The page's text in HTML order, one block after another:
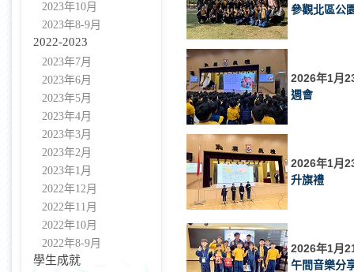
2023年10月
2023年8-9月
2022-2023
2023年7月
2023年6月
2023年5月
2023年4月
2023年3月
2023年2月
2023年1月
2022年12月
2022年11月
2022年10月
2022年8-9月
學生成就
參觀北區公
2026年1月
週會
2026年1月
升旗禮
2026年1月
午間音樂分